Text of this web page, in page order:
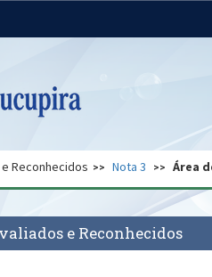
Gabinete de Segurança
Reconhecidos Nota 3 Área
e Reconhecidos